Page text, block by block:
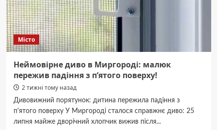
в
укритті.
Місто
Неймовірне диво в Миргороді: малюк
пережив падіння з п’ятого поверху!
2 тижні тому назад
Дивовижний порятунок: дитина пережила падіння з
п'ятого поверху У Миргороді сталося справжнє диво: 25
липня майже дворічний хлопчик вижив після...